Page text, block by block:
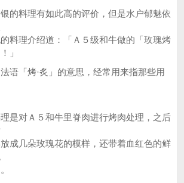
料理有如此高的评价，但是水户郁魅依
料理介绍道：「Ａ５级和牛做的「玫瑰烤
」
「烤·炙」的意思，经常用来指那些用
对Ａ５和牛里脊肉进行烤肉处理，之后
成几朵玫瑰花的模样，还带着血红色的鲜